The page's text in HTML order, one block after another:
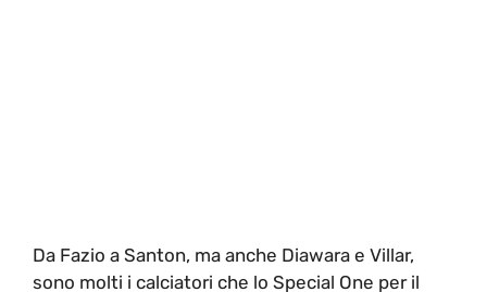
Da Fazio a Santon, ma anche Diawara e Villar,
sono molti i calciatori che lo Special One per il